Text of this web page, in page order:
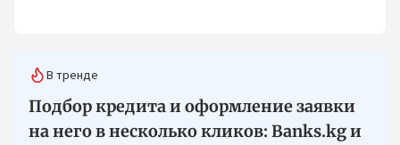
В тренде
Подбор кредита и оформление заявки
на него в несколько кликов: Banks.kg и